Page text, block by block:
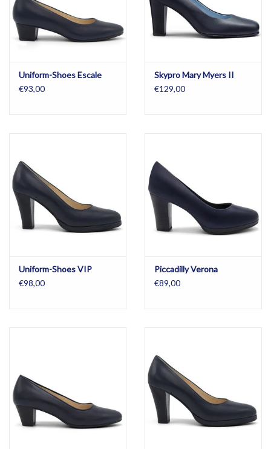
Uniform-Shoes Escale
€93,00
Skypro Mary Myers II
€129,00
Uniform-Shoes VIP
€98,00
Piccadilly Verona
€89,00